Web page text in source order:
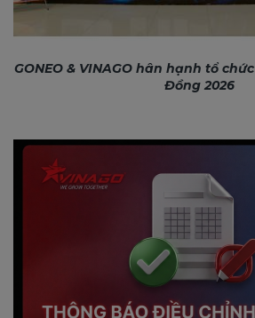
GONEO & VINAGO hân hạnh tổ
Đồng 2026